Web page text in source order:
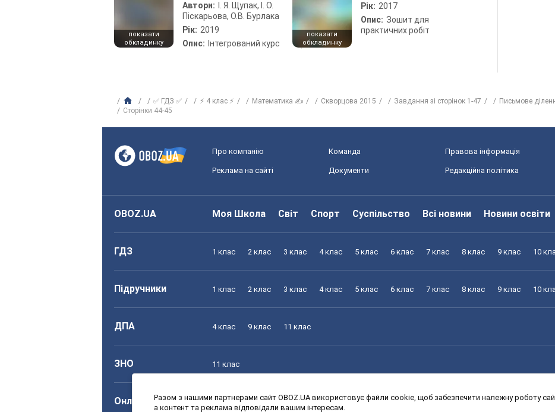
показати
обкладинку
Автори:
І. Я. Щупак, І. О.
Піскарьова, О.В. Бурлака
Рік: 2019
Опис: Інтегрований курс
показати
обкладинку
Рік: 2017
Опис: Зошит для
практичних робіт
✅ ГДЗ ✅ ⚡ 4 клас ⚡ Математика ✍ Скворцова 2015 Завдання зі сторінок 1-47
Письмове
Сторінки 44-45
Про компанію Команда Правова інформація
Реклама на сайті Документи Редакційна політика
OBOZ.UA Моя Школа Світ Спорт Суспільство Всі новини Новини освіти
ГДЗ 1 клас 2 клас 3 клас 4 клас 5 клас 6 клас 7 клас 8 клас 9 клас 10
Підручники 1 клас 2 клас 3 клас 4 клас 5 клас 6 клас 7 клас 8 клас 9 клас 10
ДПА 4 клас 9 клас 11 клас
ЗНО 11 клас
Онлайн уроки 1 клас 2 клас 3 клас 4 клас 5 клас 6 клас 7 клас 8 клас 9 клас 10
Разом з нашими партнерами сайт OBOZ.UA використовує файли cookie, щоб забезпечити належну роботу
а контент та реклама відповідали вашим інтересам.